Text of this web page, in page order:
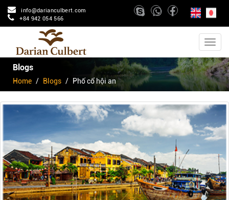
info@darianculbert.com
+84 942 054 566
Blogs
Home Blogs Phố cổ hội an